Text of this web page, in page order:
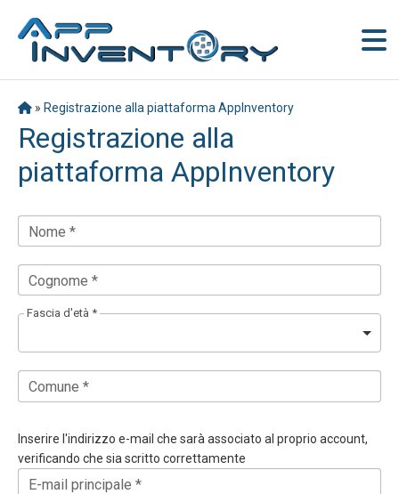
» Registrazione alla piattaforma AppInventory
Registrazione alla
piattaforma AppInventory
Nome *
Cognome *
Fascia d'età *
Comune *
Inserire l'indirizzo e-mail che sarà associato al proprio account,
verificando che sia scritto correttamente
E-mail principale *